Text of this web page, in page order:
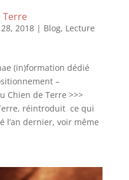
Terre
28, 2018| Blog, Lecture
(in)formation dédié
–
Chien de Terre >>>
réintroduit ce qui
l’an dernier, voir même